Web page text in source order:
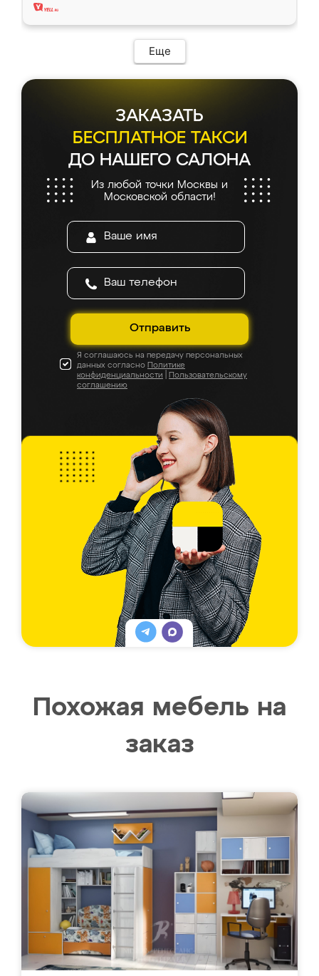
Еще
ЗАКАЗАТЬ
БЕСПЛАТНОЕ ТАКСИ
ДО НАШЕГО САЛОНА
Из любой точки Москвы и
Московской области!
Отправить
Я соглашаюсь на передачу персональных
данных согласно Политике
конфиденциальности
Пользовательскому
соглашению
Похожая мебель на
заказ